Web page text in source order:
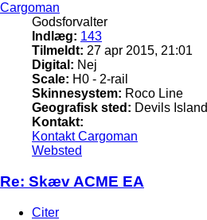
Cargoman
Godsforvalter
Indlæg: 143
Tilmeldt: 27 apr 2015, 21:01
Digital: Nej
Scale: H0 - 2-rail
Skinnesystem: Roco Line
Geografisk sted: Devils Island
Kontakt:
Kontakt Cargoman
Websted
Re: Skæv ACME EA
Citer